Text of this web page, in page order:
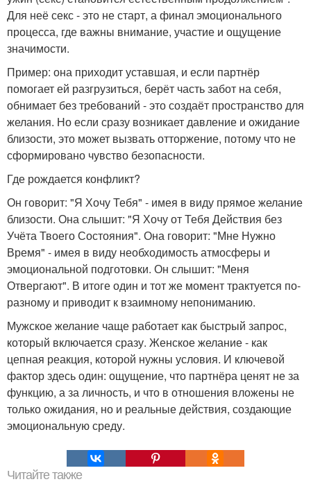
Для неё секс - это не старт, а финал эмоционального
процесса, где важны внимание, участие и ощущение
значимости.
Пример: она приходит уставшая, и если партнёр
помогает ей разгрузиться, берёт часть забот на себя,
обнимает без требований - это создаёт пространство для
желания. Но если сразу возникает давление и ожидание
близости, это может вызвать отторжение, потому что не
сформировано чувство безопасности.
Где рождается конфликт?
Он говорит: "Я Хочу Тебя" - имея в виду прямое желание
близости. Она слышит: "Я Хочу от Тебя Действия без
Учёта Твоего Состояния". Она говорит: "Мне Нужно
Время" - имея в виду необходимость атмосферы и
эмоциональной подготовки. Он слышит: "Меня
Отвергают". В итоге один и тот же момент трактуется по-
разному и приводит к взаимному непониманию.
Мужское желание чаще работает как быстрый запрос,
который включается сразу. Женское желание - как
цепная реакция, которой нужны условия. И ключевой
фактор здесь один: ощущение, что партнёра ценят не за
функцию, а за личность, и что в отношения вложены не
только ожидания, но и реальные действия, создающие
эмоциональную среду.
Читайте также